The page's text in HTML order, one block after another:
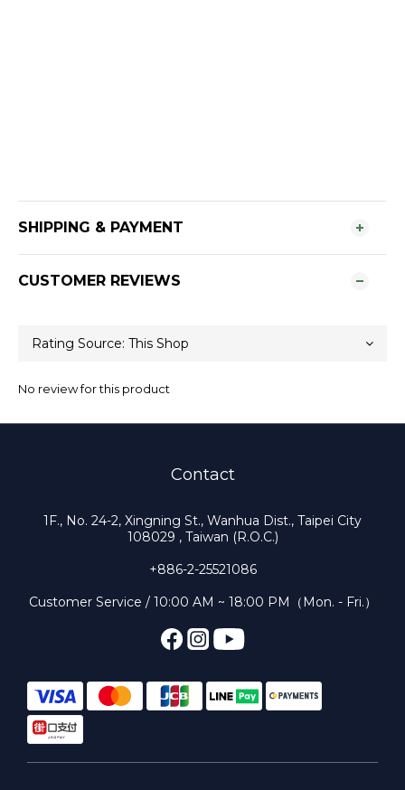
SHIPPING & PAYMENT
CUSTOMER REVIEWS
No review for this product
Contact
1F., No. 24-2, Xingning St., Wanhua Dist., Taipei City
108029 , Taiwan (R.O.C.)
+886-2-25521086
Customer Service / 10:00 AM ~ 18:00 PM（Mon. - Fri.）